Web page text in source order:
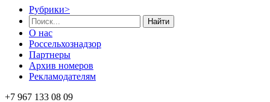
Рубрики>
Найти
О нас
Россельхознадзор
Партнеры
Архив номеров
Рекламодателям
+7 967 133 08 09